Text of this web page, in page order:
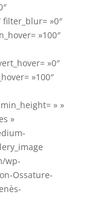
filter_blur= »0″
»100″
»0″
»100″
» »
»
wp-
Ossature-